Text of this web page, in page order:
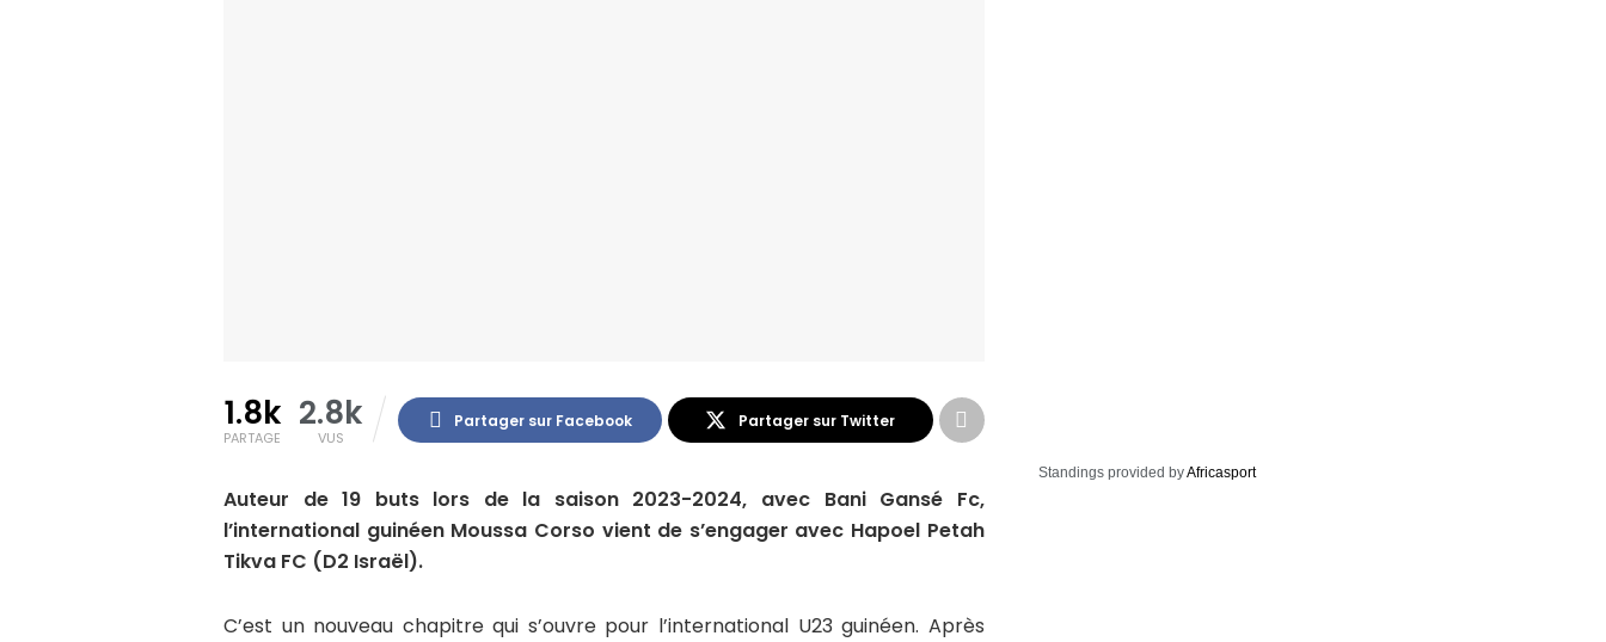
1.8k
PARTAGE
2.8k
VUS
Partager sur Facebook Partager sur Twitter
Auteur de 19 buts lors de la saison 2023-2024, avec Bani Gansé Fc,
l’international guinéen Moussa Corso vient de s’engager avec Hapoel Petah
Tikva FC (D2 Israël).
C’est un nouveau chapitre qui s’ouvre pour l’international U23 guinéen. Après
Standings provided byAfricasport